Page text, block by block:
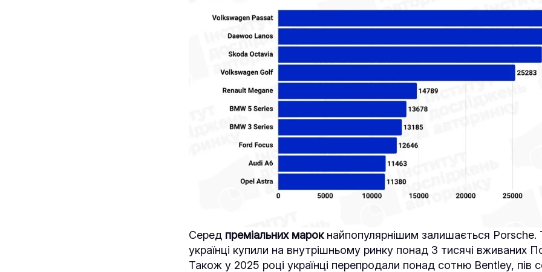
Серед преміальних марокнайпопулярнішим залишається Porsche.
українці купили на внутрішньому ринку понад 3 тисячі вживаних
Також у 2025 році українці перепродали понад сотню Bentley, пів